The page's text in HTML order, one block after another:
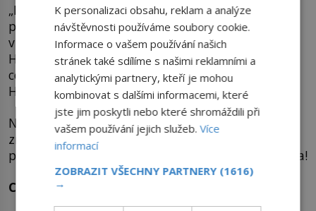
„Na silnici litoměřické před Bohušovicemi mne
přepadla nevýslovná touha, že když se dám
vpravo, přes lesy a hory, za pár mílí doputuju k
Housce a Bezdězu,“ líčí básník později průběh
cesty v dopise svému příteli ze studií Eduardu
Hindlovi.
Návštěva oblíbeného místa se ale pro Máchu
změní doslova v životní dobrodružství, a jak sám
později vylíčí – bude to návštěva samotného pekla!
Cesta do pekel
K personalizaci obsahu, reklam a analýze
návštěvnosti používáme soubory cookie.
Informace o vašem používání našich
stránek také sdílíme s našimi reklamními a
analytickými partnery, kteří je mohou
kombinovat s dalšími informacemi, které
jste jim poskytli nebo které shromáždili při
vašem používání jejich služeb.Více
informací
ZOBRAZIT VŠECHNY PARTNERY (1616)
→